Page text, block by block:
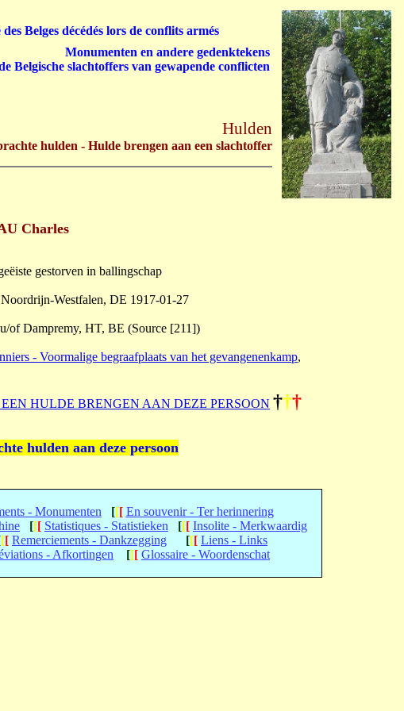
Charles
gestorven in ballingschap
Westfalen, DE 1917-01-27
of Dampremy, HT, BE (Source [211])
- Voormalige begraafplaats van het gevangenenkamp,
HULDE BRENGEN AAN DEZE PERSOON †††
hulden aan deze persoon
- Monumenten [[[ En souvenir - Ter herinnering
[[[ Statistiques - Statistieken [[[ Insolite - Merkwaardig
[[ Remerciements - Dankzegging [[[ Liens - Links
- Afkortingen [[[ Glossaire - Woordenschat
Hulden
hulden - Hulde brengen aan een slachtoffer
Belges décédés lors de conflits armés
Monumenten en andere gedenktekens
Belgische slachtoffers van gewapende conflicten